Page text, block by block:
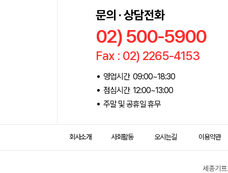
문의 · 상담전화
02) 500-5900
Fax : 02) 2265-4153
영업시간 09:00~18:30
점심시간 12:00~13:00
주말 및 공휴일 휴무
회사소개 사회활동 오시는길 이용약관
세종기